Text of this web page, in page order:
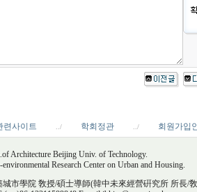
련사이트 ../ 학회정관 ../ 회원가입
Architecture Beijing Univ. of Technology.
Research Center on Urban and Housing.
市學院 敎授/碩士導師(韓中未來經營硏究所 所長/